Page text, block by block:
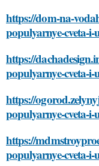
https://dom-na-
populyarnye-cveta-
https://
populyarnye-cveta-
https://
populyarnye-cveta-
https://
populyarnye-cveta-